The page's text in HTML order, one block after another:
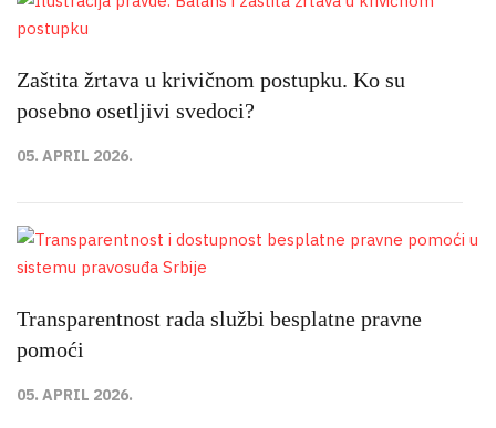
Zaštita žrtava u krivičnom postupku. Ko su
posebno osetljivi svedoci?
05. APRIL 2026.
Transparentnost rada službi besplatne pravne
pomoći
05. APRIL 2026.